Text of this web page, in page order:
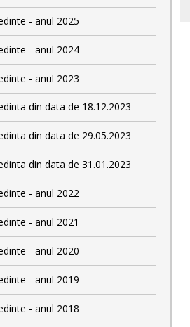
- anul 2025
- anul 2024
- anul 2023
din data de 18.12.2023
din data de 29.05.2023
din data de 31.01.2023
- anul 2022
- anul 2021
- anul 2020
- anul 2019
- anul 2018